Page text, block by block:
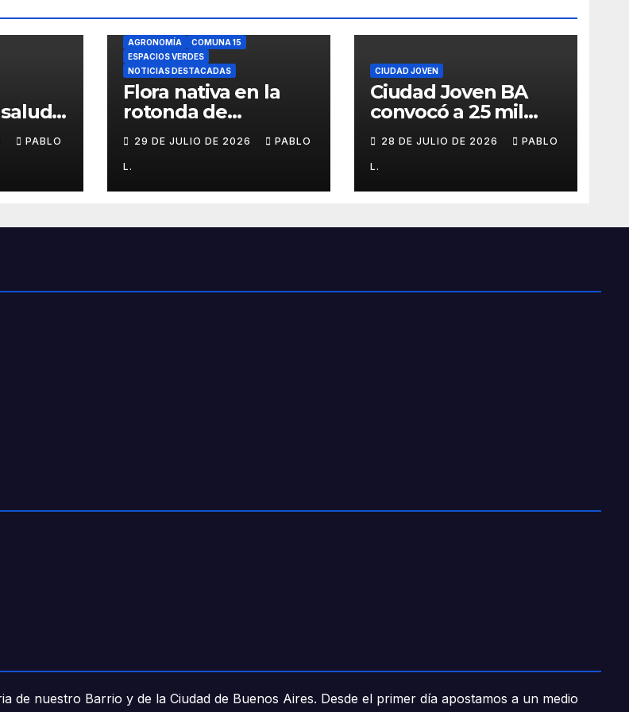
PABLO
AGRONOMÍA
COMUNA 15
ESPACIOS VERDES
NOTICIAS DESTACADAS
Flora nativa en la
rotonda de
Agronomía
29 DE JULIO DE 2026 PABLO
L.
CIUDAD JOVEN
Ciudad Joven BA
convocó a 25 mil
personas
28 DE JULIO DE 2026 PABLO
L.
de nuestro Barrio y de la Ciudad de Buenos Aires. Desde el primer día apostamos a un medio